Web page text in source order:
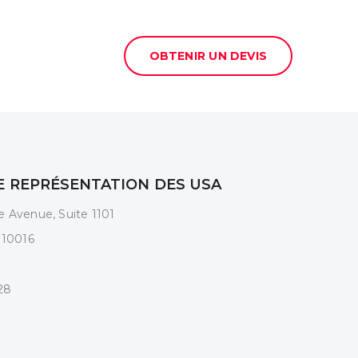
OBTENIR UN DEVIS
REPRÉSENTATION DES USA
Avenue, Suite 1101